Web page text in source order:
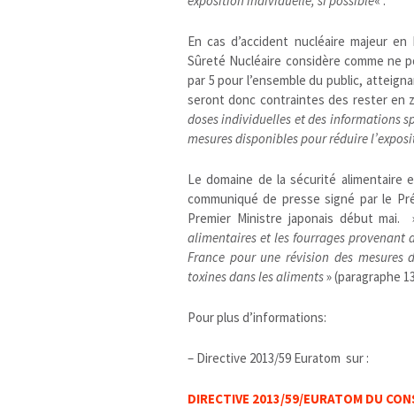
En cas d’accident nucléaire majeur
Sûreté Nucléaire considère comme ne
par 5 pour l’ensemble du public,
seront donc contraintes des rester en
doses individuelles et des informations
mesures disponibles pour réduire
Le domaine de la sécurité
communiqué de presse signé par le
Premier Ministre japonais début mai.
alimentaires et les fourrages provenant
France pour une révision des mesures
toxines dans les aliments» (paragraphe
Pour plus d’informations:
– Directive 2013/59 Euratom sur :
DIRECTIVE 2013/59/EURATOM DU